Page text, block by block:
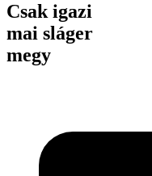
Csak igazi
mai sláger
megy